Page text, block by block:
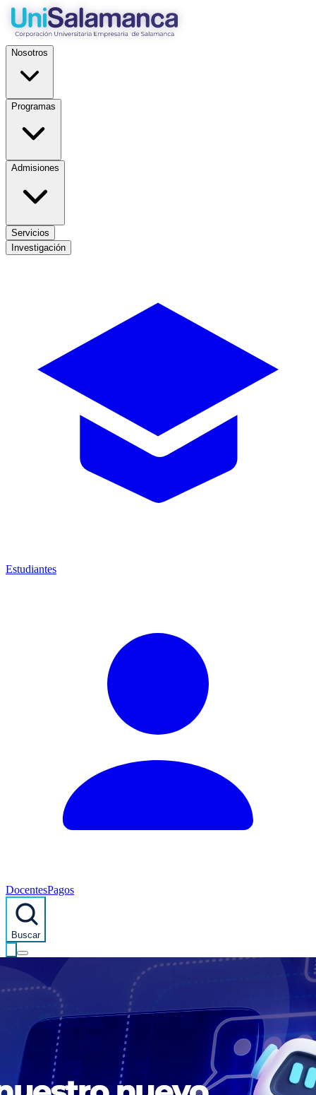
Nosotros
Programas
Admisiones
Servicios
Investigación
Estudiantes
DocentesPagos
Buscar